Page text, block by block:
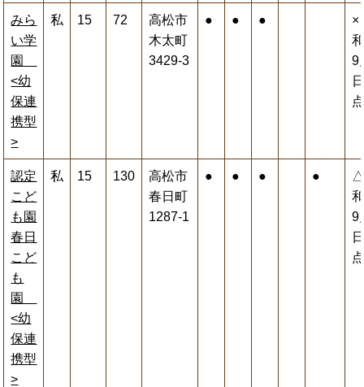
みら
い学
園
<幼
保連
携型
>
私 15 72
高松市
木太町
3429-3
● ● ●
×
9
認定
こど
も園
春日
こど
も
園
<幼
保連
携型
>
私 15 130
高松市
春日町
1287-1
● ● ● ●
△
9